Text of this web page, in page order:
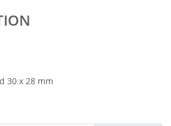
30 x 28 mm